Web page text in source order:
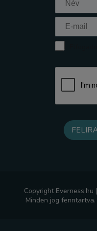
Copyright Everness.hu |
Minden jog fenntartva.